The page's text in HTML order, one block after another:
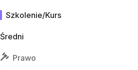
Szkolenie/Kurs
Średni
Prawo